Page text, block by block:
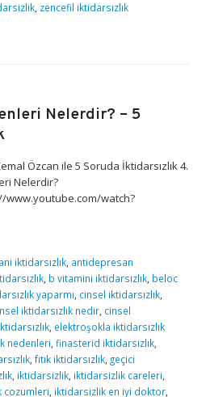
, zencefil iktidarsızlık
Nelerdir? – 5
Özcan ile 5 Soruda İktidarsızlık 4.
Nelerdir?
watch?
ani iktidarsızlık, antidepresan
b vitamini iktidarsızlık beloc
yaparmı cinsel iktidarsızlık
iktidarsızlık nedir cinsel
elektroşokla iktidarsızlık
nedenleri finasterid iktidarsızlık
fıtık iktidarsızlık geçici
iktidarsizlik iktidarsizlik careleri
cozumleri iktidarsizlik en iyi doktor